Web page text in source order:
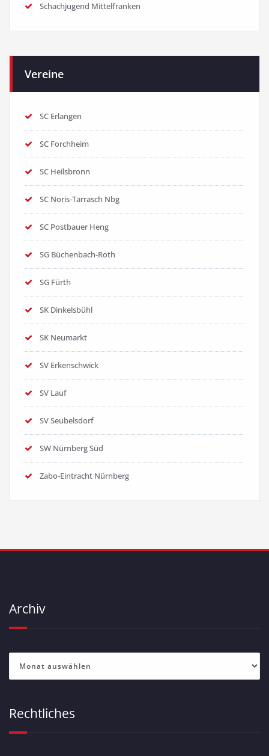
Schachjugend Mittelfranken
Vereine
SC Erlangen
SC Forchheim
SC Heilsbronn
SC Noris-Tarrasch Nbg
SC Postbauer Heng
SG Büchenbach-Roth
SG Fürth
SK Dinkelsbühl
SK Neumarkt
SV Erkenschwick
SV Lauf
SV Seubelsdorf
SW Nürnberg Süd
Zabo-Eintracht Nürnberg
Archiv
Rechtliches